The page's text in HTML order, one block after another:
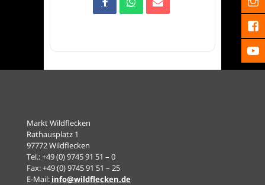
Markt Wildflecken
Rathausplatz 1
97772 Wildflecken
Tel.: +49 (0) 9745 91 51 – 0
Fax: +49 (0) 9745 91 51 – 25
E-Mail: info@wildflecken.de